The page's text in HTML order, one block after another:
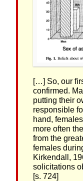
[…] So, our
confirmed.
putting their
responsible
hand,
more often
from the
females
Kirkendall,
solicitations
[s. 724]